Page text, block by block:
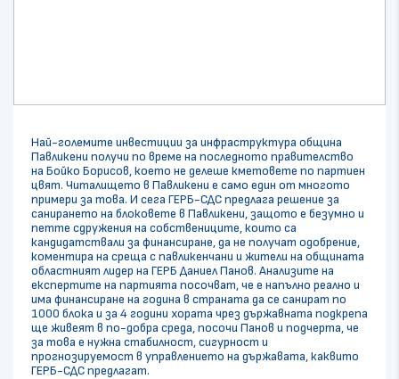
Най-големите инвестиции за инфраструктура община
Павликени получи по време на последното правителство
на Бойко Борисов, което не делеше кметовете по партиен
цвят. Читалището в Павликени е само един от многото
примери за това. И сега ГЕРБ-СДС предлага решение за
санирането на блоковете в Павликени, защото е безумно и
петте сдружения на собствениците, които са
кандидатствали за финансиране, да не получат одобрение,
коментира на среща с павликенчани и жители на общината
областният лидер на ГЕРБ Даниел Панов. Анализите на
експертите на партията посочват, че е напълно реално и
има финансиране на година в страната да се санират по
1000 блока и за 4 години хората чрез държавната подкрепа
ще живеят в по-добра среда, посочи Панов и подчерта, че
за това е нужна стабилност, сигурност и
прогнозируемост в управлението на държавата, каквито
ГЕРБ-СДС предлагат.